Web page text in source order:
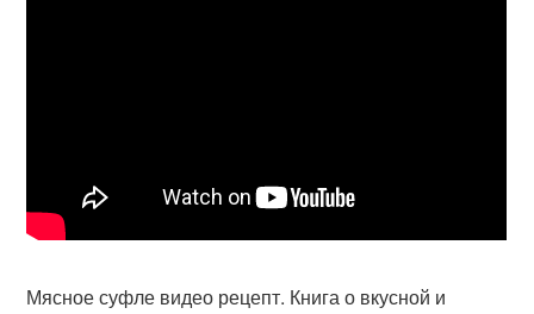
Мясное суфле видео рецепт. Книга о вкусной и